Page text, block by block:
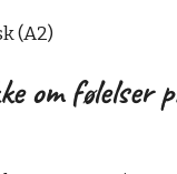
(A2)
om følelser